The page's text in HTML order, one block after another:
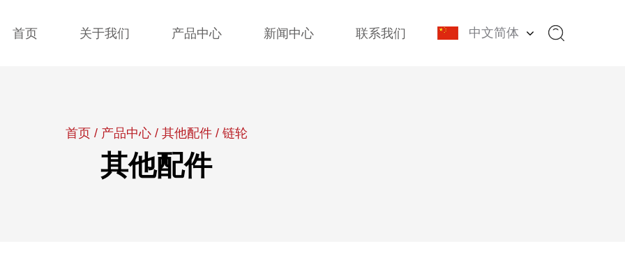
首页 关于我们 产品中心 新闻中心 联系我们 中文简体
首页 / 产品中心/ 其他配件/ 链轮
其他配件